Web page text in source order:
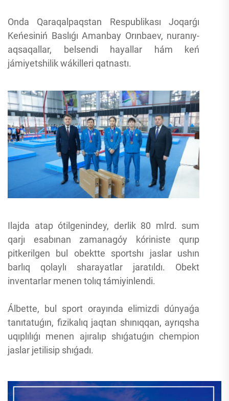
Onda Qaraqalpaqstan Respublikası Joqarǵı
Keńesiniń Baslıǵı Amanbay Orınbaev, nuranıy-
aqsaqallar, belsendi hayallar hám keń
jámiyetshilik wákilleri qatnastı.
Ilajda atap ótilgenindey, derlik 80 mlrd. sum
qarjı esabınan zamanagóy kóriniste qurıp
pitkerilgen bul obektte sportshı jaslar ushın
barlıq qolaylı sharayatlar jaratıldı. Obekt
inventarlar menen tolıq támiyinlendi.
Álbette, bul sport orayında elimizdi dúnyaǵa
tanıtatuǵın, fizikalıq jaqtan shınıqqan, ayrıqsha
uqıplılıǵı menen ajıralıp shıǵatuǵın chempion
jaslar jetilisip shıǵadı.